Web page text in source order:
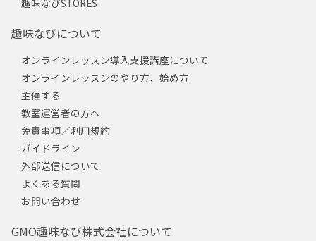
趣味なびSTORES
趣味なびについて
オンラインレッスン導入支援講座について
オンラインレッスンのやり方、始め方
主催する
教室運営者の方へ
免責事項／利用規約
ガイドライン
外部送信について
よくある質問
お問い合わせ
GMO趣味なび株式会社について